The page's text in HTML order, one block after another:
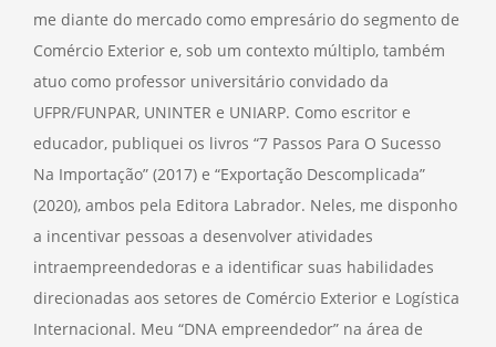
me diante do mercado como empresário do segmento de
Comércio Exterior e, sob um contexto múltiplo, também
atuo como professor universitário convidado da
UFPR/FUNPAR, UNINTER e UNIARP. Como escritor e
educador, publiquei os livros “7 Passos Para O Sucesso
Na Importação” (2017) e “Exportação Descomplicada”
(2020), ambos pela Editora Labrador. Neles, me disponho
a incentivar pessoas a desenvolver atividades
intraempreendedoras e a identificar suas habilidades
direcionadas aos setores de Comércio Exterior e Logística
Internacional. Meu “DNA empreendedor” na área de